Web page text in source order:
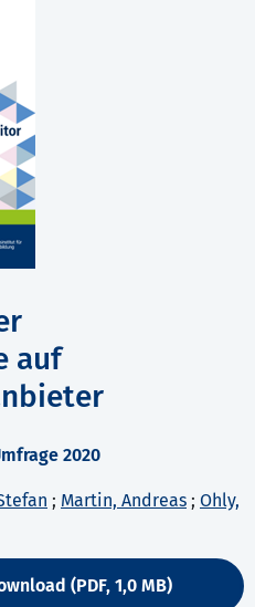
auf
2020
; Martin, Andreas ; Ohly,
(PDF, 1,0 MB)